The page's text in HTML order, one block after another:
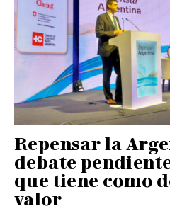
Repensar la
debate
que tiene como
valor